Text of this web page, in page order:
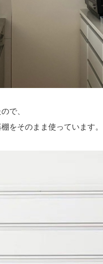
で、
をそのまま使っています。